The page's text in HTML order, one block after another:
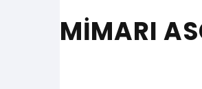
MİMARI